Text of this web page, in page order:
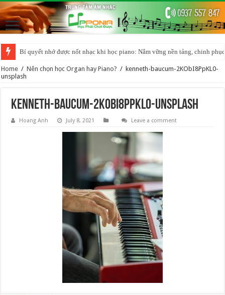
Bí quyết nhớ được nốt nhạc khi học piano: Nắm vững nền tảng, chinh
Home / Nên chọn học Organ hay Piano? / kenneth-baucum-2KObI8PpKL0-
unsplash
kenneth-baucum-2KObI8PpKL0-unsplash
Hoang Anh July 8, 2021 Leave a comment